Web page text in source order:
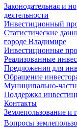
Законодательная и
деятельности
Инвестиционный
Статистические
городе Владимире
Инвестиционные
Реализованные
Предложения для
Обращение
Муниципально-
Поддержка
Контакты
Землепользование и
Вопросы